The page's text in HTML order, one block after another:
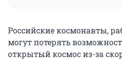
Российские космонавты,
могут потерять
открытый космос из-за